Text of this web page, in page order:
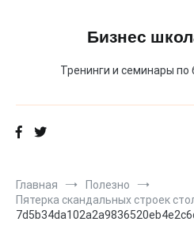
Бизнес
Тренинги и семинары по
Главная
Полезно
Пятерка скандальных строек